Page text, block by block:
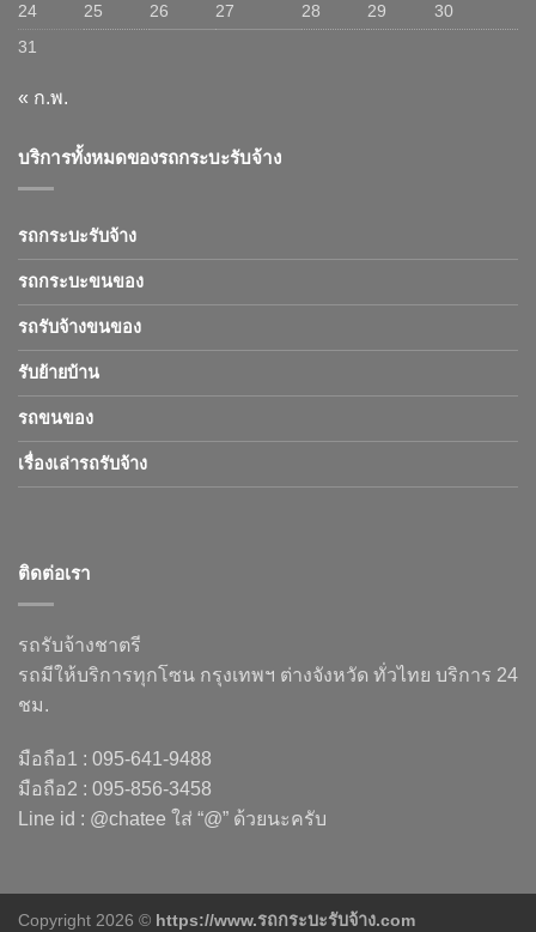
24
25 26 27 28 29
30
31
« ก.พ.
บริการทั้งหมดของรถกระบะรับจ้าง
รถกระบะรับจ้าง
รถกระบะขนของ
รถรับจ้างขนของ
รับย้ายบ้าน
รถขนของ
เรื่องเล่ารถรับจ้าง
ติดต่อเรา
รถรับจ้างชาตรี
รถมีให้บริการทุกโซน กรุงเทพฯ ต่างจังหวัด ทั่วไทย บริการ 24
ชม.
มือถือ1 : 095-641-9488
มือถือ2 : 095-856-3458
Line id : @chatee ใส่ “@” ด้วยนะครับ
Copyright 2026 © https://www.รถกระบะรับจ้าง.com